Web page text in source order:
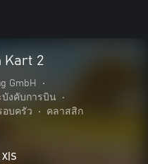
Kart 2
GmbH
•
บังคับการบิน
•
อบครัว
• คลาสสิก